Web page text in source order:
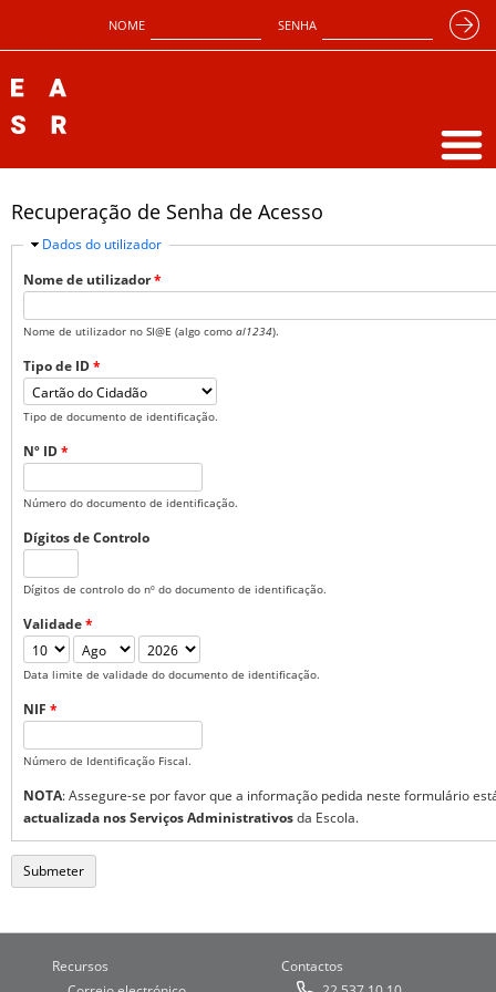
NOME SENHA
Recuperação de Senha de Acesso
Esconder
Dados do utilizador
Nome de utilizador*
Nome de utilizador no SI@E (algo como al1234).
Tipo de ID*
Tipo de documento de identificação.
Nº ID*
Número do documento de identificação.
Dígitos de Controlo
Dígitos de controlo do nº do documento de identificação.
Validade*
Dia
Mês Ano
Data limite de validade do documento de identificação.
NIF *
Número de Identificação Fiscal.
NOTA: Assegure-se por favor que a informação pedida neste formulário
actualizada nos Serviços Administrativosda Escola.
Recursos Contactos